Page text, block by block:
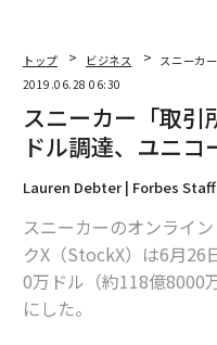
トップ ビジネス
スニーカ
2019.06.28 06:30
スニーカー「取引
ドル調達、ユニコ
Lauren Debter | Forbes Staff
スニーカーのオンライ
クX（StockX）は6月26
0万ドル（約118億8000
にした。